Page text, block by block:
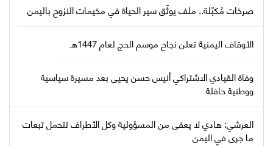
صرخات مُكبّلة.. ملف يوثّق سير الحياة في مخيمات النزوح باليمن
الأوقاف اليمنية تعلن نجاح موسم الحج لعام 1447هـ
وفاة القيادي الاشتراكي أنيس حسن يحيى بعد مسيرة سياسية
ووطنية حافلة
العرشي: هادي لا يعفى من المسؤولية وكل الأطراف تتحمل تبعات
ما جرى في اليمن